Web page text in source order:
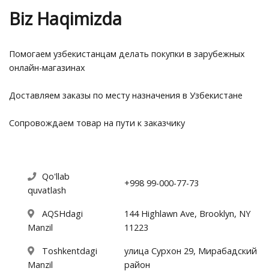
Biz Haqimizda
Помогаем узбекистанцам делать покупки в зарубежных
онлайн-магазинах
Доставляем заказы по месту назначения в Узбекистане
Сопровождаем товар на пути к заказчику
Qo'llab
quvatlash
+998 99-000-77-73
AQSHdagi
Manzil
144 Highlawn Ave, Brooklyn, NY
11223
Toshkentdagi
Manzil
улица Сурхон 29, Мирабадский
район